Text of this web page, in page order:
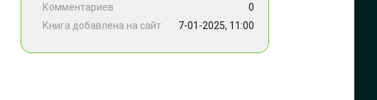
Комментариев
0
Книга добавлена на сайт
7-01-2025, 11:00